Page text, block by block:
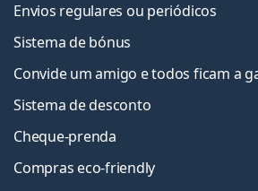
Envios regulares ou periódicos
Sistema de bónus
Convide um amigo e todos ficam a
Sistema de desconto
Cheque-prenda
Compras eco-friendly